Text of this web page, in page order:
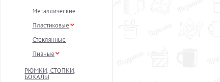
Металлические
Пластиковые
Стеклянные
Пивные
РЮМКИ, СТОПКИ,
БОКАЛЫ